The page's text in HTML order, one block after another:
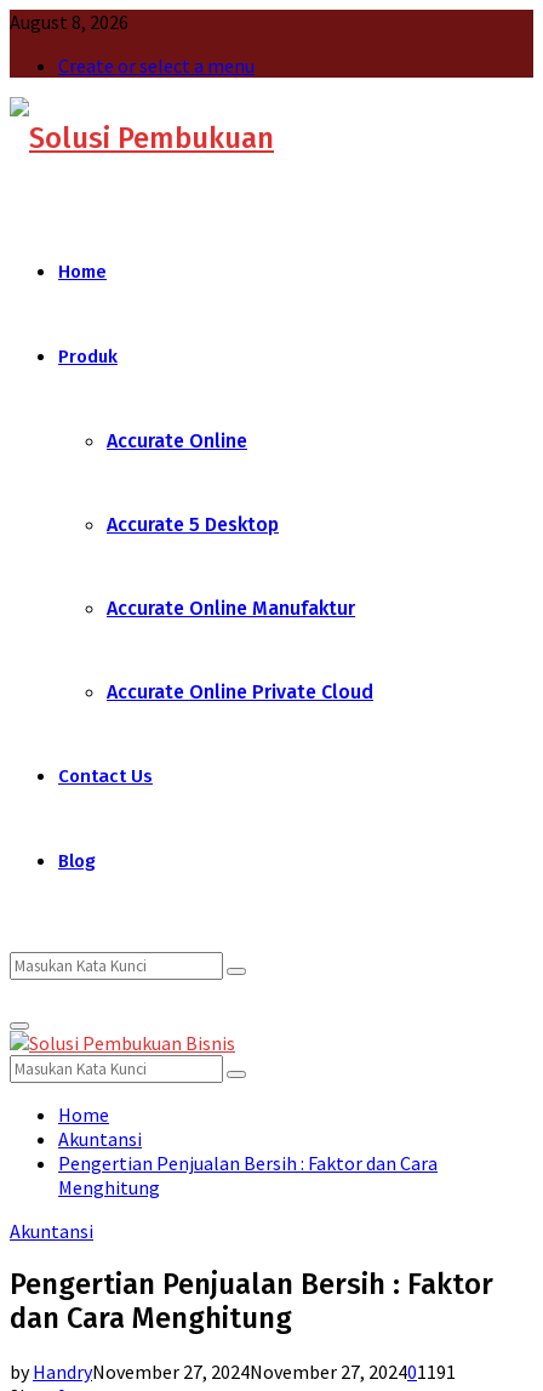
August 8, 2026
Create or select a menu
Home
Produk
Accurate Online
Accurate 5 Desktop
Accurate Online Manufaktur
Accurate Online Private Cloud
Contact Us
Blog
Search
for:
Search
Primary
Menu
Search
for:
Search
Home
Akuntansi
Pengertian Penjualan Bersih : Faktor dan Cara
Menghitung
Akuntansi
Pengertian Penjualan Bersih : Faktor
dan Cara Menghitung
byHandryNovember 27, 2024November 27, 202401191